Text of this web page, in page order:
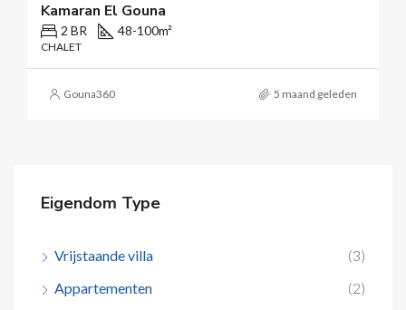
Kamaran El Gouna
2 BR 48-100m²
CHALET
Gouna360 5 maand geleden
Eigendom Type
Vrijstaande villa
(3)
Appartementen
(2)